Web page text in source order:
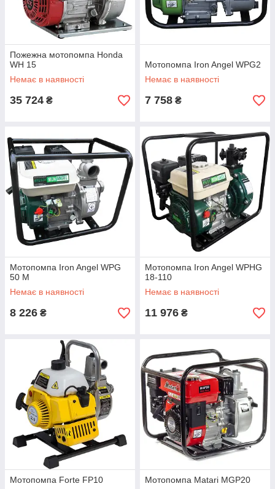
Пожежна мотопомпа Honda
WH 15
Немає в наявності
35 724 ₴
Мотопомпа Iron Angel WPG2
Немає в наявності
7 758 ₴
Мотопомпа Iron Angel WPG
50 M
Немає в наявності
8 226 ₴
Мотопомпа Iron Angel WPHG
18-110
Немає в наявності
11 976 ₴
Мотопомпа Forte FP10
Мотопомпа Matari MGP20